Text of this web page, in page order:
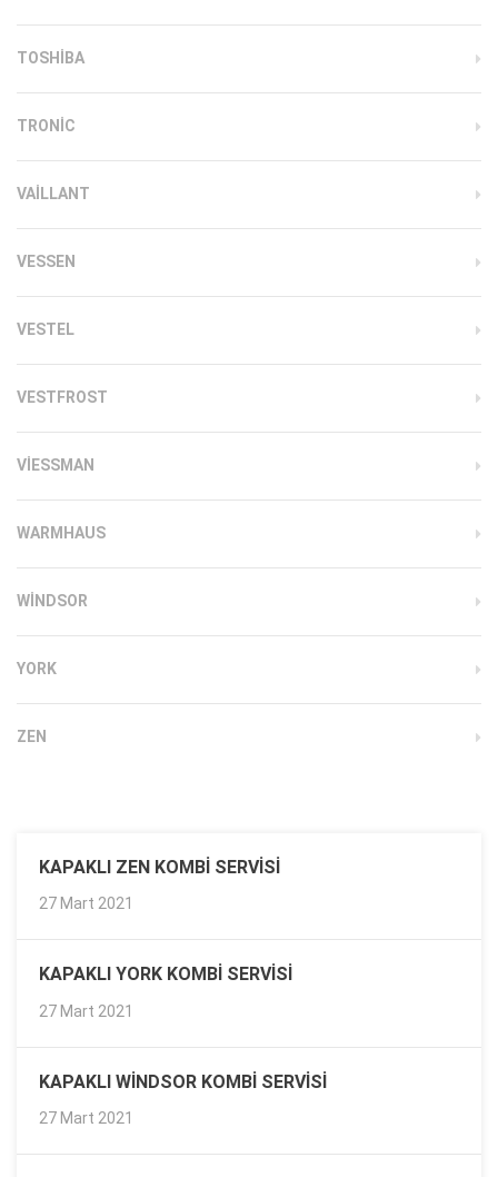
TOSHIBA
TRONIC
VAILLANT
VESSEN
VESTEL
VESTFROST
VIESSMAN
WARMHAUS
WINDSOR
YORK
ZEN
KAPAKLI ZEN KOMBI SERVISI
27 Mart 2021
KAPAKLI YORK KOMBI SERVISI
27 Mart 2021
KAPAKLI WINDSOR KOMBI SERVISI
27 Mart 2021